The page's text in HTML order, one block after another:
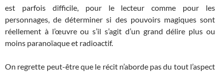
est parfois difficile, pour le lecteur comme pour les
personnages, de déterminer si des pouvoirs magiques sont
réellement à l’œuvre ou s’il s’agit d’un grand délire plus ou
moins paranoïaque et radioactif.
On regrette peut-être que le récit n’aborde pas du tout l’aspect